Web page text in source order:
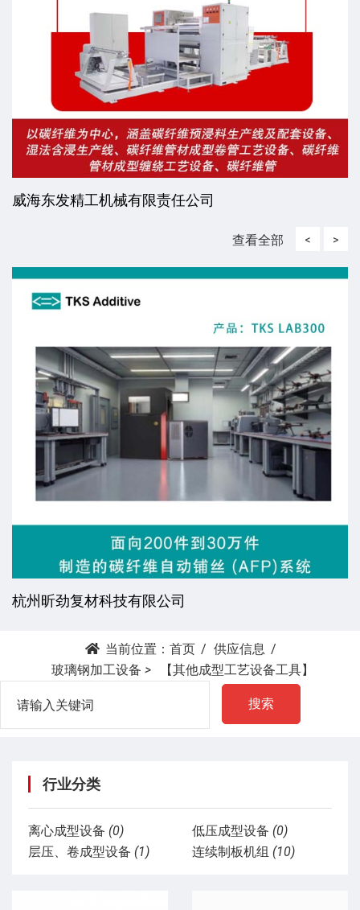
威海东发精工机械有限责任公司
查看全部 <
杭州昕劲复材科技有限公司
>
当前位置： 首页
供应信息
玻璃钢加工设备 > 【其他成型工艺设备工具】
搜索
行业分类
离心成型设备 (0) 低压成型设备 (0)
层压、卷成型设备 (1) 连续制板机组 (10)